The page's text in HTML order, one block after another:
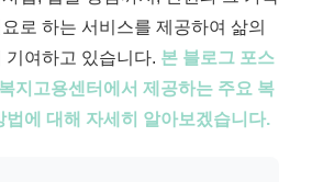
로 하는 서비스를 제공하여 삶의
기여하고 있습니다. 본 블로그 포스
지고용센터에서 제공하는 주요 복
법에 대해 자세히 알아보겠습니다.